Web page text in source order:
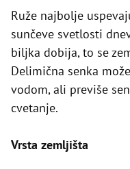
Ruže najbolje
sunčeve svetlosti
biljka dobija, to se
Delimična senka
vodom, ali previše
cvetanje.
Vrsta zemljišta